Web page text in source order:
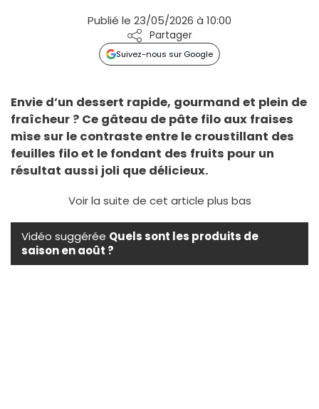
Publié le 23/05/2026 à 10:00
Partager
Suivez-nous sur Google
Envie d’un dessert rapide, gourmand et plein de
fraîcheur ? Ce gâteau de pâte filo aux fraises
mise sur le contraste entre le croustillant des
feuilles filo et le fondant des fruits pour un
résultat aussi joli que délicieux.
Voir la suite de cet article plus bas
Vidéo suggérée Quels sont les produits de
saison en août ?